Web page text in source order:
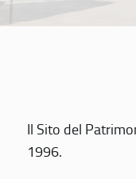
Il Sito del
1996.